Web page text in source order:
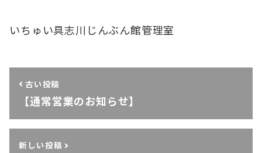
いちゅい具志川じんぶん館管理室
古い投稿
【通常営業のお知らせ】
新しい投稿